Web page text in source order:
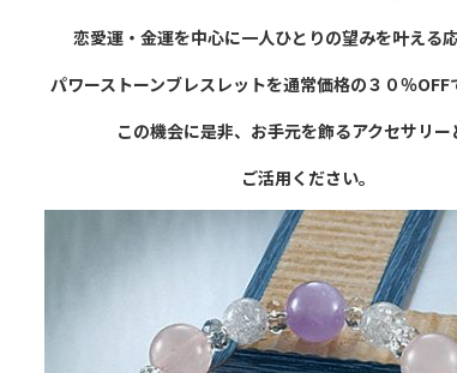
恋愛運・金運を中心に一人ひとりの望みを叶える
パワーストーンブレスレットを通常価格の３０％
この機会に是非、 お手元を飾るアクセサリー
ご活用ください。